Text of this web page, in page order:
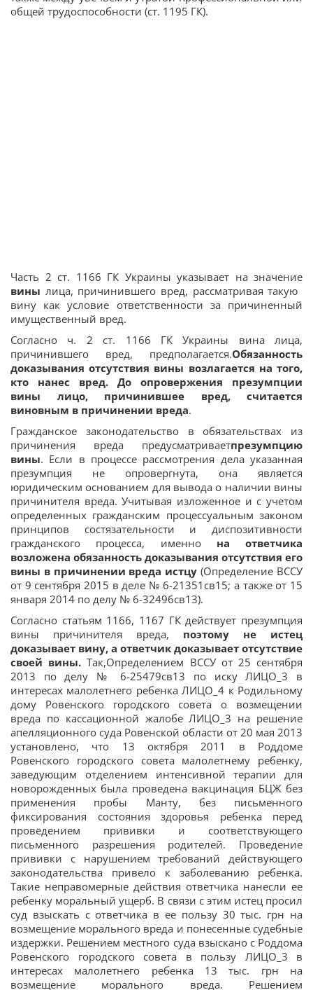
общей трудоспособности (ст. 1195 ГК).
Часть 2 ст. 1166 ГК Украины указывает на значение
вины лица, причинившего вред, рассматривая такую ​​
вину как условие ответственности за причиненный
имущественный вред.
Согласно ч. 2 ст. 1166 ГК Украины вина лица,
причинившего вред, предполагается.Обязанность
доказывания отсутствия вины возлагается на того,
кто нанес вред. До опровержения презумпции
вины лицо, причинившее вред, считается
виновным в причинении вреда.
Гражданское законодательство в обязательствах из
причинения вреда предусматриваетпрезумпцию
вины. Если в процессе рассмотрения дела указанная
презумпция не опровергнута, она является
юридическим основанием для вывода о наличии вины
причинителя вреда. Учитывая изложенное и с учетом
определенных гражданским процессуальным законом
принципов состязательности и диспозитивности
гражданского процесса, именно на ответчика
возложена обязанность доказывания отсутствия его
вины в причинении вреда истцу (Определение ВССУ
от 9 сентября 2015 в деле № 6-21351св15; а также от 15
января 2014 по делу № 6-32496св13).
Согласно статьям 1166, 1167 ГК действует презумпция
вины причинителя вреда, поэтому не истец
доказывает вину, а ответчик доказывает отсутствие
своей вины.Так,Определением ВССУ от 25 сентября
2013 по делу № 6-25479св13 по иску ЛИЦО_3 в
интересах малолетнего ребенка ЛИЦО_4 к Родильному
дому Ровенского городского совета о возмещении
вреда по кассационной жалобе ЛИЦО_3 на решение
апелляционного суда Ровенской области от 20 мая 2013
установлено, что 13 октября 2011 в Роддоме
Ровенского городского совета малолетнему ребенку,
заведующим отделением интенсивной терапии для
новорожденных была проведена вакцинация БЦЖ без
применения пробы Манту, без письменного
фиксирования состояния здоровья ребенка перед
проведением прививки и соответствующего
письменного разрешения родителей. Проведение
прививки с нарушением требований действующего
законодательства привело к заболеванию ребенка.
Такие неправомерные действия ответчика нанесли ее
ребенку моральный ущерб. В связи с этим истец просил
суд взыскать с ответчика в ее пользу 30 тыс. грн на
возмещение морального вреда и понесенные судебные
издержки. Решением местного суда взыскано с Роддома
Ровенского городского совета в пользу ЛИЦО_3 в
интересах малолетнего ребенка 13 тыс. грн на
возмещение морального вреда. Решением